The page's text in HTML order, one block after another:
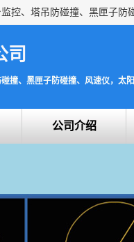
司
撞、黑匣子防碰撞、风速仪，太阳
公司介绍